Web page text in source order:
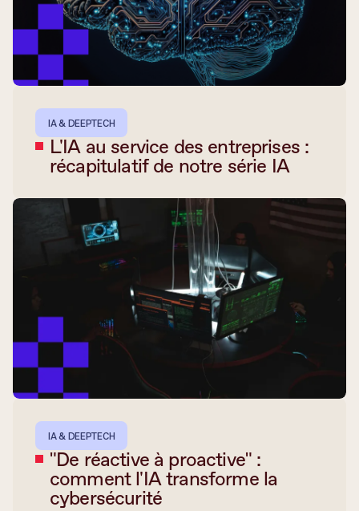
IA & DEEPTECH
L'IA au service des entreprises :
récapitulatif de notre série IA
IA & DEEPTECH
"De réactive à proactive" :
comment l'IA transforme la
cybersécurité